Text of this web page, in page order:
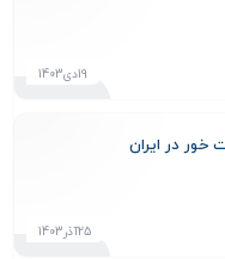
19دی1403
خور در ایران
25آذر1403